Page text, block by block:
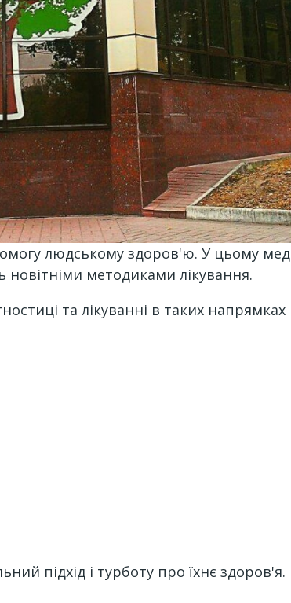
людському здоров'ю. У цьому
новітніми методиками лікування.
та лікуванні в таких
підхід і турботу про їхнє здоров'я.